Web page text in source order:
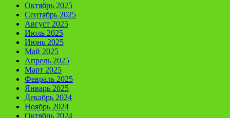
Октябрь 2025
Сентябрь 2025
Август 2025
Июль 2025
Июнь 2025
Май 2025
Апрель 2025
Март 2025
Февраль 2025
Январь 2025
Декабрь 2024
Ноябрь 2024
Октябрь 2024